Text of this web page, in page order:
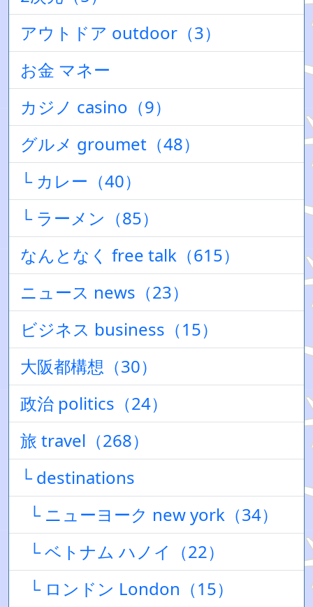
アウトドア outdoor（3）
お金 マネー
カジノ casino（9）
グルメ groumet（48）
└ カレー（40）
└ ラーメン（85）
なんとなく free talk（615）
ニュース news（23）
ビジネス business（15）
大阪都構想（30）
政治 politics（24）
旅 travel（268）
└ destinations
└ ニューヨーク new york（34）
└ ベトナム ハノイ（22）
└ ロンドン London（15）